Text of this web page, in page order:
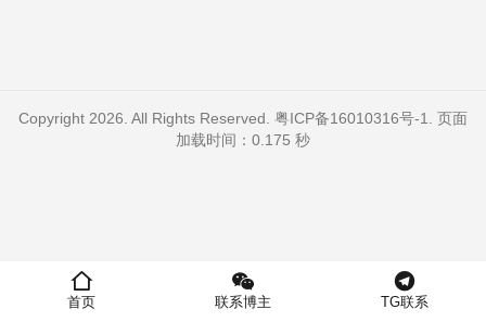
Copyright 2026. All Rights Reserved. 粤ICP备16010316号-1
. 页面
加载时间：0.175 秒
首页 联系博主 TG联系